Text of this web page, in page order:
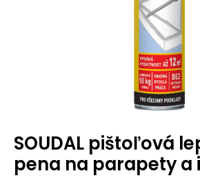
SOUDAL pištoľová
pena na parapety a